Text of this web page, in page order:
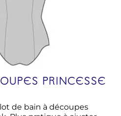
PRINCESSE
de bain à découpes